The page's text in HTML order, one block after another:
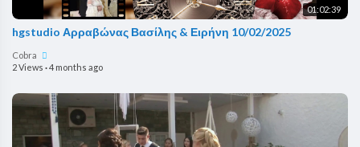
01:02:39
hgstudio Αρραβώνας Βασίλης & Ειρήνη 10/02/2025
Cobra
2 Views ·4 months ago